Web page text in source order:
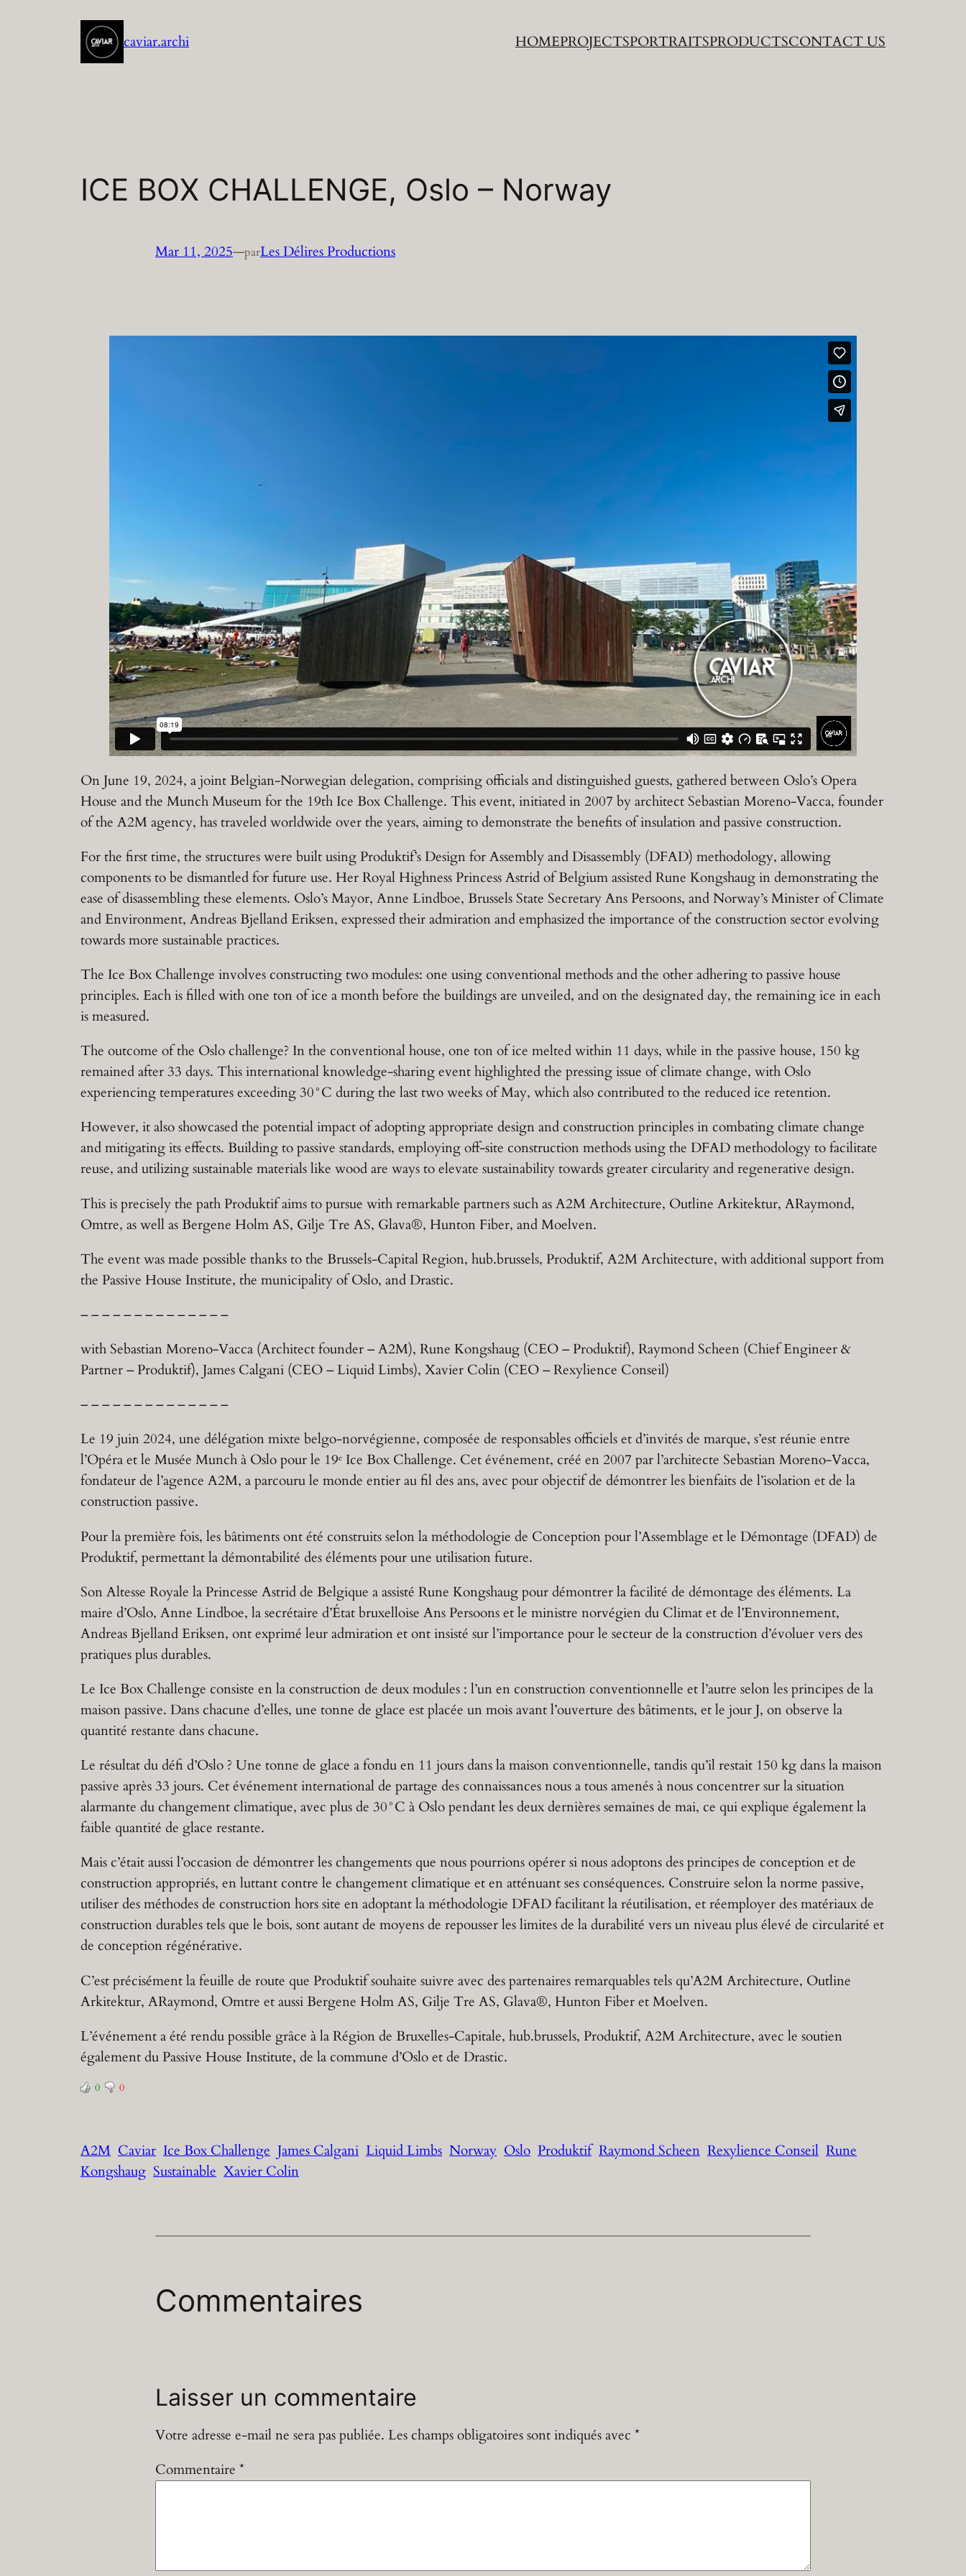
caviar.archi HOMEPROJECTSPORTRAITSPRODUCTSCONTACT US
ICE BOX CHALLENGE, Oslo – Norway
Mar 11, 2025—parLes Délires Productions
On June 19, 2024, a joint Belgian-Norwegian delegation, comprising officials and distinguished guests, gathered between Oslo’s Opera
House and the Munch Museum for the 19th Ice Box Challenge. This event, initiated in 2007 by architect Sebastian Moreno-Vacca, founder
of the A2M agency, has traveled worldwide over the years, aiming to demonstrate the benefits of insulation and passive construction.
For the first time, the structures were built using Produktif’s Design for Assembly and Disassembly (DFAD) methodology, allowing
components to be dismantled for future use. Her Royal Highness Princess Astrid of Belgium assisted Rune Kongshaug in demonstrating the
ease of disassembling these elements. Oslo’s Mayor, Anne Lindboe, Brussels State Secretary Ans Persoons, and Norway’s Minister of Climate
and Environment, Andreas Bjelland Eriksen, expressed their admiration and emphasized the importance of the construction sector evolving
towards more sustainable practices.
The Ice Box Challenge involves constructing two modules: one using conventional methods and the other adhering to passive house
principles. Each is filled with one ton of ice a month before the buildings are unveiled, and on the designated day, the remaining ice in each
is measured.
The outcome of the Oslo challenge? In the conventional house, one ton of ice melted within 11 days, while in the passive house, 150 kg
remained after 33 days. This international knowledge-sharing event highlighted the pressing issue of climate change, with Oslo
experiencing temperatures exceeding 30°C during the last two weeks of May, which also contributed to the reduced ice retention.
However, it also showcased the potential impact of adopting appropriate design and construction principles in combating climate change
and mitigating its effects. Building to passive standards, employing off-site construction methods using the DFAD methodology to facilitate
reuse, and utilizing sustainable materials like wood are ways to elevate sustainability towards greater circularity and regenerative design.
This is precisely the path Produktif aims to pursue with remarkable partners such as A2M Architecture, Outline Arkitektur, ARaymond,
Omtre, as well as Bergene Holm AS, Gilje Tre AS, Glava®, Hunton Fiber, and Moelven.
The event was made possible thanks to the Brussels-Capital Region, hub.brussels, Produktif, A2M Architecture, with additional support from
the Passive House Institute, the municipality of Oslo, and Drastic.
– – – – – – – – – – – – – –
with Sebastian Moreno-Vacca (Architect founder – A2M), Rune Kongshaug (CEO – Produktif), Raymond Scheen (Chief Engineer &
Partner – Produktif), James Calgani (CEO – Liquid Limbs), Xavier Colin (CEO – Rexylience Conseil)
– – – – – – – – – – – – – –
Le 19 juin 2024, une délégation mixte belgo-norvégienne, composée de responsables officiels et d’invités de marque, s’est réunie entre
l’Opéra et le Musée Munch à Oslo pour le 19ᵉ Ice Box Challenge. Cet événement, créé en 2007 par l’architecte Sebastian Moreno-Vacca,
fondateur de l’agence A2M, a parcouru le monde entier au fil des ans, avec pour objectif de démontrer les bienfaits de l’isolation et de la
construction passive.
Pour la première fois, les bâtiments ont été construits selon la méthodologie de Conception pour l’Assemblage et le Démontage (DFAD) de
Produktif, permettant la démontabilité des éléments pour une utilisation future.
Son Altesse Royale la Princesse Astrid de Belgique a assisté Rune Kongshaug pour démontrer la facilité de démontage des éléments. La
maire d’Oslo, Anne Lindboe, la secrétaire d’État bruxelloise Ans Persoons et le ministre norvégien du Climat et de l’Environnement,
Andreas Bjelland Eriksen, ont exprimé leur admiration et ont insisté sur l’importance pour le secteur de la construction d’évoluer vers des
pratiques plus durables.
Le Ice Box Challenge consiste en la construction de deux modules : l’un en construction conventionnelle et l’autre selon les principes de la
maison passive. Dans chacune d’elles, une tonne de glace est placée un mois avant l’ouverture des bâtiments, et le jour J, on observe la
quantité restante dans chacune.
Le résultat du défi d’Oslo ? Une tonne de glace a fondu en 11 jours dans la maison conventionnelle, tandis qu’il restait 150 kg dans la maison
passive après 33 jours. Cet événement international de partage des connaissances nous a tous amenés à nous concentrer sur la situation
alarmante du changement climatique, avec plus de 30°C à Oslo pendant les deux dernières semaines de mai, ce qui explique également la
faible quantité de glace restante.
Mais c’était aussi l’occasion de démontrer les changements que nous pourrions opérer si nous adoptons des principes de conception et de
construction appropriés, en luttant contre le changement climatique et en atténuant ses conséquences. Construire selon la norme passive,
utiliser des méthodes de construction hors site en adoptant la méthodologie DFAD facilitant la réutilisation, et réemployer des matériaux de
construction durables tels que le bois, sont autant de moyens de repousser les limites de la durabilité vers un niveau plus élevé de circularité et
de conception régénérative.
C’est précisément la feuille de route que Produktif souhaite suivre avec des partenaires remarquables tels qu’A2M Architecture, Outline
Arkitektur, ARaymond, Omtre et aussi Bergene Holm AS, Gilje Tre AS, Glava®, Hunton Fiber et Moelven.
L’événement a été rendu possible grâce à la Région de Bruxelles-Capitale, hub.brussels, Produktif, A2M Architecture, avec le soutien
également du Passive House Institute, de la commune d’Oslo et de Drastic.
0 0
A2M Caviar Ice Box Challenge James Calgani Liquid Limbs Norway Oslo Produktif Raymond Scheen Rexylience Conseil Rune
Kongshaug Sustainable Xavier Colin
Commentaires
Laisser un commentaire
Votre adresse e-mail ne sera pas publiée. Les champs obligatoires sont indiqués avec *
Commentaire *